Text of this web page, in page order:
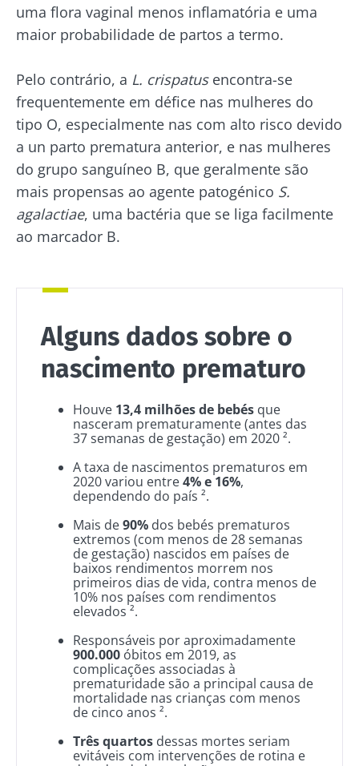
uma flora vaginal menos inflamatória e uma
maior probabilidade de partos a termo.
Pelo contrário, a L. crispatusencontra-se
frequentemente em défice nas mulheres do
tipo O, especialmente nas com alto risco devido
a un parto prematura anterior, e nas mulheres
do grupo sanguíneo B, que geralmente são
mais propensas ao agente patogénico S.
agalactiae, uma bactéria que se liga facilmente
ao marcador B.
Alguns dados sobre o
nascimento prematuro
Houve 13,4 milhões de bebés que
nasceram prematuramente (antes das
37 semanas de gestação) em 2020 ².
A taxa de nascimentos prematuros em
2020 variou entre4% e 16%,
dependendo do país ².
Mais de90% dos bebés prematuros
extremos (com menos de 28 semanas
de gestação) nascidos em países de
baixos rendimentos morrem nos
primeiros dias de vida, contra menos de
10% nos países com rendimentos
elevados ².
Responsáveis por aproximadamente
900.000 óbitos em 2019, as
complicações associadas à
prematuridade são a principal causa de
mortalidade nas crianças com menos
de cinco anos ².
Três quartos dessas mortes seriam
evitáveis com intervenções de rotina e
Mantenha-se
informado
Junte-se à comunidade da microbiota e
receba "The Essential" uma vez por mês para
Fique connosco!
Junte-se à comunidade da microbiota e
receba "The Essential" uma vez por mês para
se manter atualizado com as últimas notícias
sobre a microbiota.
informações sobre a Biocodex